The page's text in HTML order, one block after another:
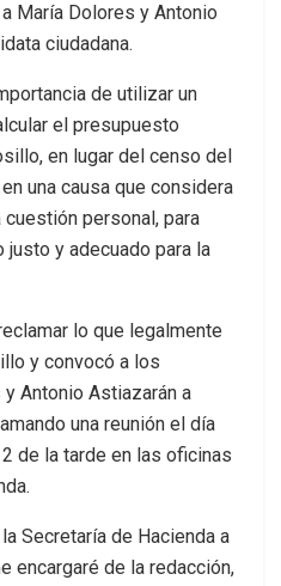
María Dolores y Antonio
ciudadana.
de utilizar un
el presupuesto
en lugar del censo del
una causa que considera
personal, para
y adecuado para la
lo que legalmente
y convocó a los
Antonio Astiazarán a
una reunión el día
de la tarde en las oficinas
Secretaría de Hacienda a
encargaré de la redacción,